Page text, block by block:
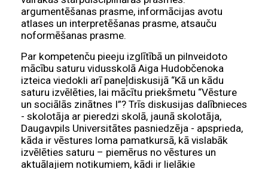
argumentēšanas prasme, informācijas avotu
atlases un interpretēšanas prasme, atsauču
noformēšanas prasme.
Par kompetenču pieeju izglītībā un pilnveidoto
mācību saturu vidusskolā Aiga Hudobčenoka
izteica viedokli arī paneļdiskusijā “Kā un kādu
saturu izvēlēties, lai mācītu priekšmetu “Vēsture
un sociālās zinātnes I”? Trīs diskusijas dalībnieces
- skolotāja ar pieredzi skolā, jaunā skolotāja,
Daugavpils Universitātes pasniedzēja - apsprieda,
kāda ir vēstures loma pamatkursā, kā vislabāk
izvēlēties saturu – piemērus no vēstures un
aktuālajiem notikumiem, kādi ir lielākie